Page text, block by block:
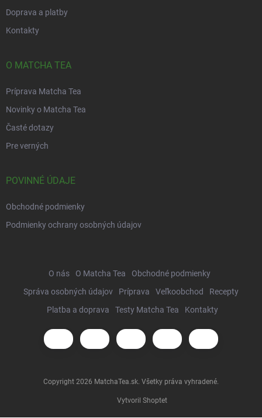
Doprava a platby
Kontakty
O MATCHA TEA
Príprava Matcha Tea
Novinky o Matcha Tea
Časté dotazy
Pre verných
POVINNÉ ÚDAJE
Obchodné podmienky
Podmienky ochrany osobných údajov
O nás O Matcha Tea
Obchodné podmienky
Správa osobných údajov
Príprava Veľkoobchod
Recepty
Platba a doprava
Testy Matcha Tea Kontakty
Vytvoril Shoptet
Copyright 2026 MatchaTea.sk. Všetky práva vyhradené.